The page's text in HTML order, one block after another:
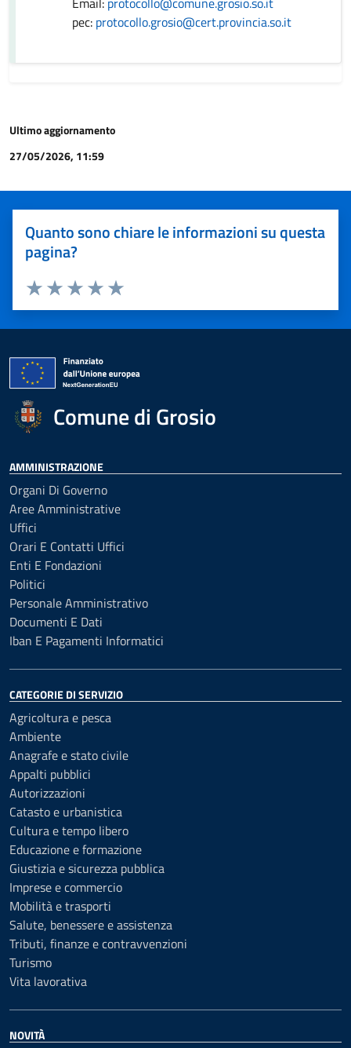
pec: protocollo.grosio@cert.provincia.so.it
Ultimo aggiornamento
27/05/2026, 11:59
Quanto sono chiare le informazioni su questa
pagina?
Valuta 5 stelle su 5
Valuta 4 stelle su 5
Valuta 3 stelle su 5
Valuta 2 stelle su 5
Valuta 1 stelle su 5
Comune di Grosio
AMMINISTRAZIONE
Organi Di Governo
Aree Amministrative
Uffici
Orari E Contatti Uffici
Enti E Fondazioni
Politici
Personale Amministrativo
Documenti E Dati
Iban E Pagamenti Informatici
CATEGORIE DI SERVIZIO
Agricoltura e pesca
Ambiente
Anagrafe e stato civile
Appalti pubblici
Autorizzazioni
Catasto e urbanistica
Cultura e tempo libero
Educazione e formazione
Giustizia e sicurezza pubblica
Imprese e commercio
Mobilità e trasporti
Salute, benessere e assistenza
Tributi, finanze e contravvenzioni
Turismo
Vita lavorativa
NOVITÀ